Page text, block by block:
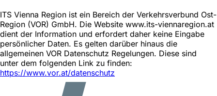
ITS Vienna Region ist ein Bereich der Verkehrsverbund Ost-
Region (VOR) GmbH. Die Website www.its-viennaregion.at
dient der Information und erfordert daher keine Eingabe
persönlicher Daten. Es gelten darüber hinaus die
allgemeinen VOR Datenschutz Regelungen. Diese sind
unter dem folgenden Link zu finden:
https://www.vor.at/datenschutz